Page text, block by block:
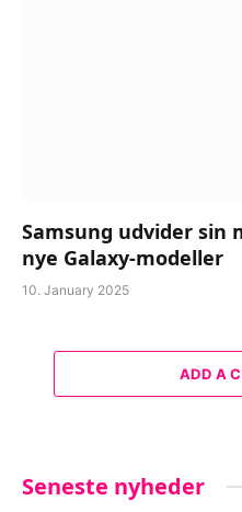
Samsung udvider sin
nye Galaxy-modeller
10. January 2025
ADD A
Seneste nyheder